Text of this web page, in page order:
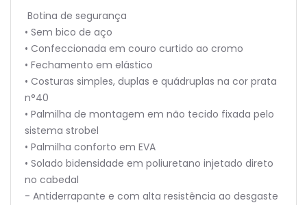
Botina de segurança
• Sem bico de aço
• Confeccionada em couro curtido ao cromo
• Fechamento em elástico
• Costuras simples, duplas e quádruplas na cor prata
n°40
• Palmilha de montagem em não tecido fixada pelo
sistema strobel
• Palmilha conforto em EVA
• Solado bidensidade em poliuretano injetado direto
no cabedal
- Antiderrapante e com alta resistência ao desgaste